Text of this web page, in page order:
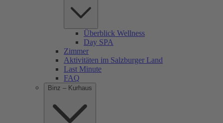
Überblick Wellness
Day SPA
Zimmer
Aktivitäten im Salzburger Land
Last Minute
FAQ
Binz – Kurhaus